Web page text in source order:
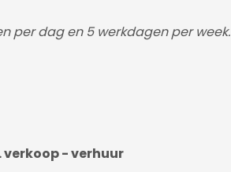
per dag en 5 werkdagen per week.
verkoop - verhuur